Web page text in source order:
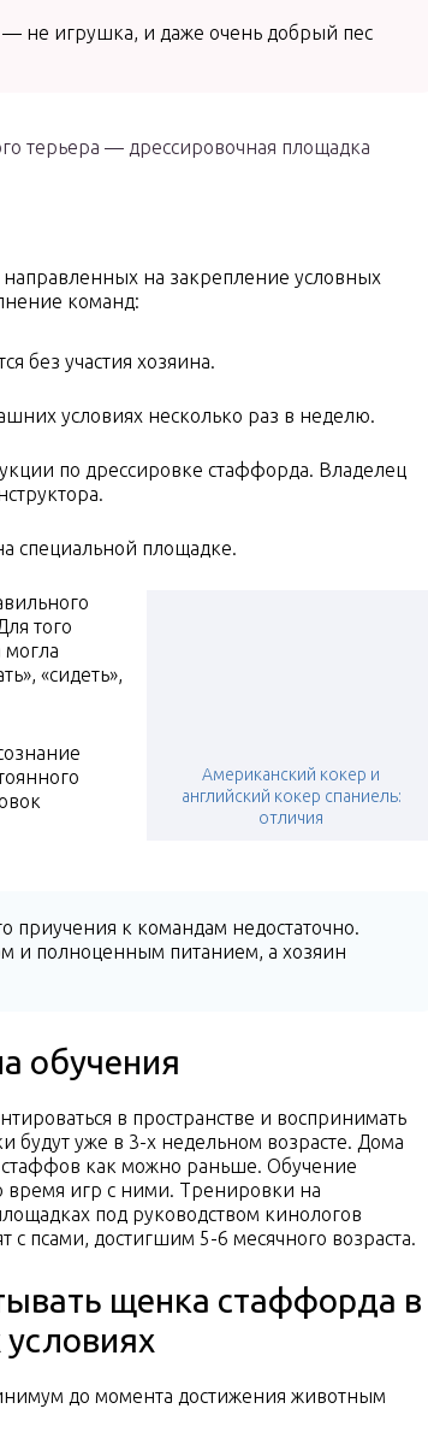
не игрушка, и даже очень добрый пес
терьера — дрессировочная площадка
направленных на закрепление условных
команд:
без участия хозяина.
условиях несколько раз в неделю.
по дрессировке стаффорда. Владелец
специальной площадке.
Американский кокер и
английский кокер спаниель:
отличия
того
«сидеть»,
приучения к командам недостаточно.
и полноценным питанием, а хозяин
обучения
в пространстве и воспринимать
будут уже в 3-х недельном возрасте. Дома
стаффов как можно раньше. Обучение
время игр с ними. Тренировки на
под руководством кинологов
с псами, достигшим 5-6 месячного возраста.
щенка стаффорда в
до момента достижения животным